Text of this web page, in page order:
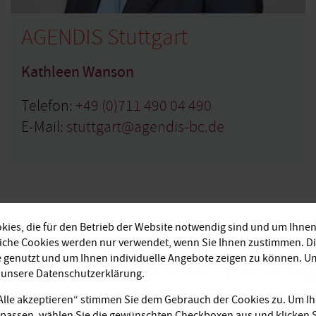
AGENDIS Stuttgart
Kathleen Wanson
Telefon: +49 (0)711 490 04 490
E-Mail: stuttgart@agendis-bc.de
in Frankfurt,
die für den Betrieb der Website notwendig sind und um
Cookies werden nur verwendet, wenn Sie Ihnen zustimmen.
genutzt und um Ihnen individuelle Angebote zeigen zu können.
Datenschutzerklärung.
akzeptieren“ stimmen Sie dem Gebrauch der Cookies zu. Um